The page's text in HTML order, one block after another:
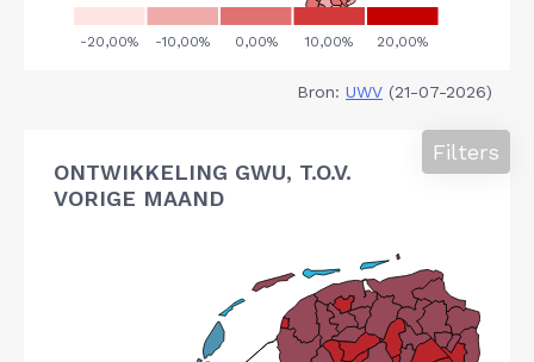
Bron: UWV (21-07-2026)
ONTWIKKELING GWU, T.O.V.
VORIGE MAAND
Filters